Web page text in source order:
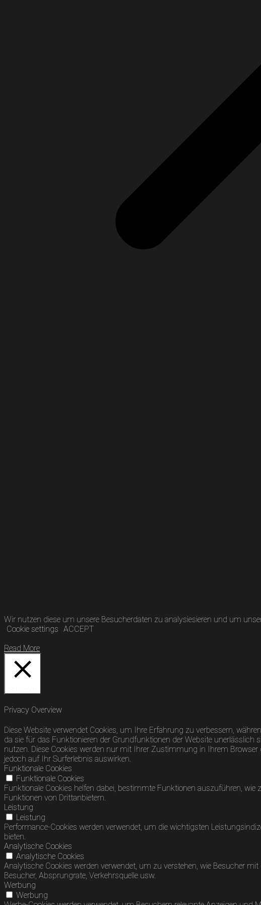
Wir nutzen diese um unsere Besucherdaten zu analysiesieren und um
Cookie settings ACCEPT
Read More
Privacy Overview
Diese Website verwendet Cookies, um Ihre Erfahrung zu verbessern,
da sie für das Funktionieren der Grundfunktionen der Website unerlässlich
nutzen. Diese Cookies werden nur mit Ihrer Zustimmung in Ihrem Browser
jedoch auf Ihr Surferlebnis auswirken.
Funktionale Cookies
Funktionale Cookies
Funktionale Cookies helfen dabei, bestimmte Funktionen auszuführen,
Funktionen von Drittanbietern.
Leistung
Leistung
Performance-Cookies werden verwendet, um die wichtigsten
bieten.
Analytische Cookies
Analytische Cookies
Analytische Cookies werden verwendet, um zu verstehen, wie Besucher
Besucher, Absprungrate, Verkehrsquelle usw.
Werbung
Werbung